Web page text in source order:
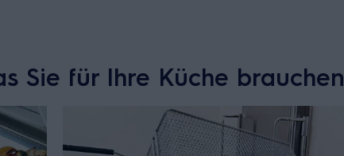
Sie für Ihre Küche brauchen